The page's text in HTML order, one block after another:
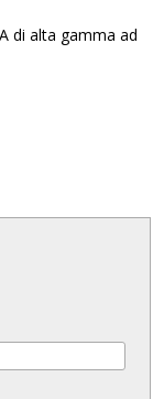
di alta gamma ad